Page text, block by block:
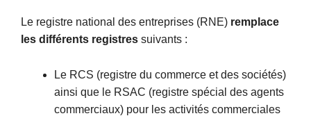
Le registre national des entreprises (RNE) remplace
les différents registres suivants :
Le RCS (registre du commerce et des sociétés)
ainsi que le RSAC (registre spécial des agents
commerciaux) pour les activités commerciales